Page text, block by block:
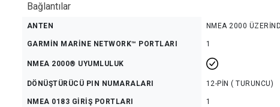
Bağlantılar
ANTEN NMEA 2000
GARMİN MARİNE NETWORK™ PORTLARI 1
NMEA 2000® UYUMLULUK
DÖNÜŞTÜRÜCÜ PIN NUMARALARI 12-PİN ( TURUNCU)
NMEA 0183 GİRİŞ PORTLARI 1